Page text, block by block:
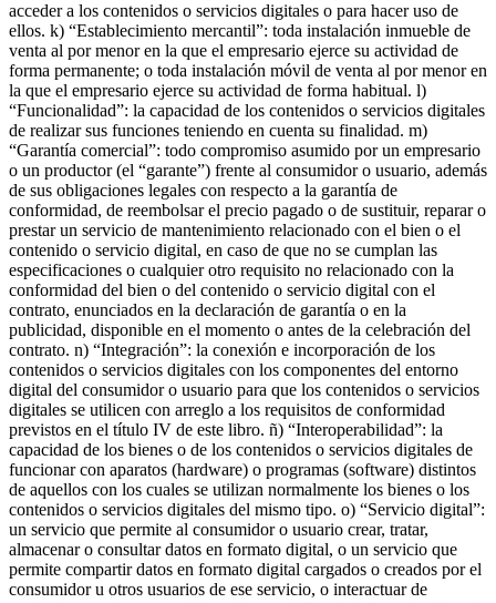
acceder a los contenidos o servicios digitales o para hacer uso de
ellos. k) “Establecimiento mercantil”: toda instalación inmueble de
venta al por menor en la que el empresario ejerce su actividad de
forma permanente; o toda instalación móvil de venta al por menor en
la que el empresario ejerce su actividad de forma habitual. l)
“Funcionalidad”: la capacidad de los contenidos o servicios digitales
de realizar sus funciones teniendo en cuenta su finalidad. m)
“Garantía comercial”: todo compromiso asumido por un empresario
o un productor (el “garante”) frente al consumidor o usuario, además
de sus obligaciones legales con respecto a la garantía de
conformidad, de reembolsar el precio pagado o de sustituir, reparar o
prestar un servicio de mantenimiento relacionado con el bien o el
contenido o servicio digital, en caso de que no se cumplan las
especificaciones o cualquier otro requisito no relacionado con la
conformidad del bien o del contenido o servicio digital con el
contrato, enunciados en la declaración de garantía o en la
publicidad, disponible en el momento o antes de la celebración del
contrato. n) “Integración”: la conexión e incorporación de los
contenidos o servicios digitales con los componentes del entorno
digital del consumidor o usuario para que los contenidos o servicios
digitales se utilicen con arreglo a los requisitos de conformidad
previstos en el título IV de este libro. ñ) “Interoperabilidad”: la
capacidad de los bienes o de los contenidos o servicios digitales de
funcionar con aparatos (hardware) o programas (software) distintos
de aquellos con los cuales se utilizan normalmente los bienes o los
contenidos o servicios digitales del mismo tipo. o) “Servicio digital”:
un servicio que permite al consumidor o usuario crear, tratar,
almacenar o consultar datos en formato digital, o un servicio que
permite compartir datos en formato digital cargados o creados por el
consumidor u otros usuarios de ese servicio, o interactuar de